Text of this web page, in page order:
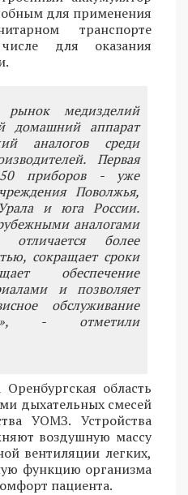
для применения
транспорте
для оказания
медизделий
домашний аппарат
аналогов среди
Первая
приборов - уже
Поволжья,
и юга России.
аналогами
отличается более
сокращает сроки
обеспечение
и позволяет
обслуживание
- отметили
область
дыхательных смесей
УОМЗ. Устройства
воздушную массу
вентиляции легких,
функцию организма
пациента.